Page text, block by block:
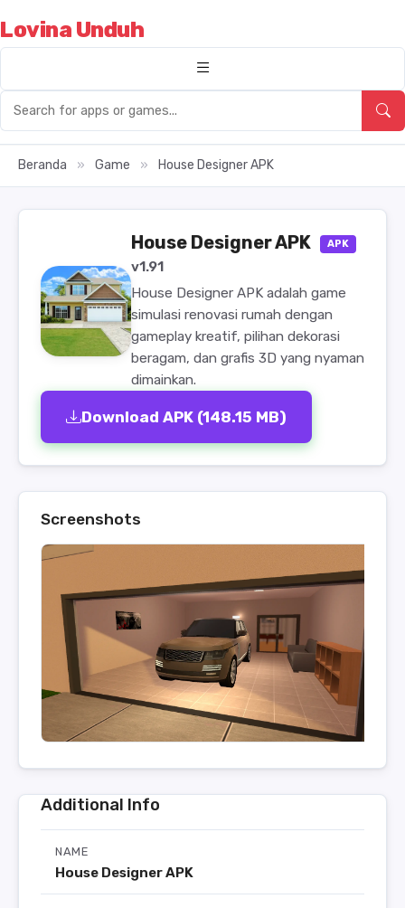
Lovina Unduh
Beranda » Game » House Designer APK
House Designer APK APK
v1.91
House Designer APK adalah game
simulasi renovasi rumah dengan
gameplay kreatif, pilihan dekorasi
beragam, dan grafis 3D yang nyaman
dimainkan.
Download APK (148.15 MB)
Screenshots
Additional Info
NAME
House Designer APK